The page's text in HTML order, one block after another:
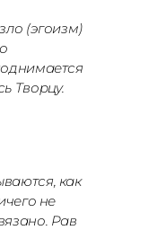
(эго­изм)
Творцу.
как
не
Рав